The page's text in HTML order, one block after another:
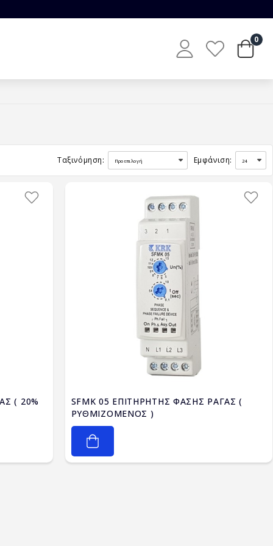
0
Ταξινόμηση: Εμφάνιση:
( 20%
SFMK 05 ΕΠΙΤΗΡΗΤΗΣ ΦΑΣΗΣ ΡΑΓΑΣ (
ΡΥΘΜΙΖΟΜΕΝΟΣ )